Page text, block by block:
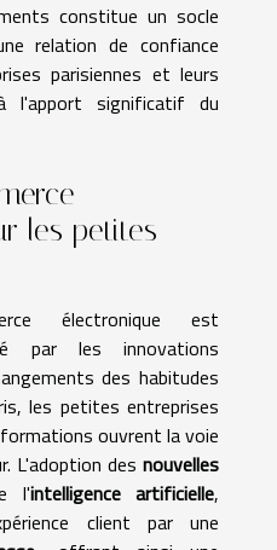
constitue un socle
relation de confiance
parisiennes et leurs
l'apport significatif du
les petites
électronique est
par les innovations
des habitudes
les petites entreprises
ouvrent la voie
L'adoption des nouvelles
l'intelligence artificielle,
client par une